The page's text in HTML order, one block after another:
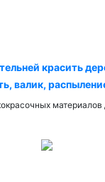
красить
валик,
материалов